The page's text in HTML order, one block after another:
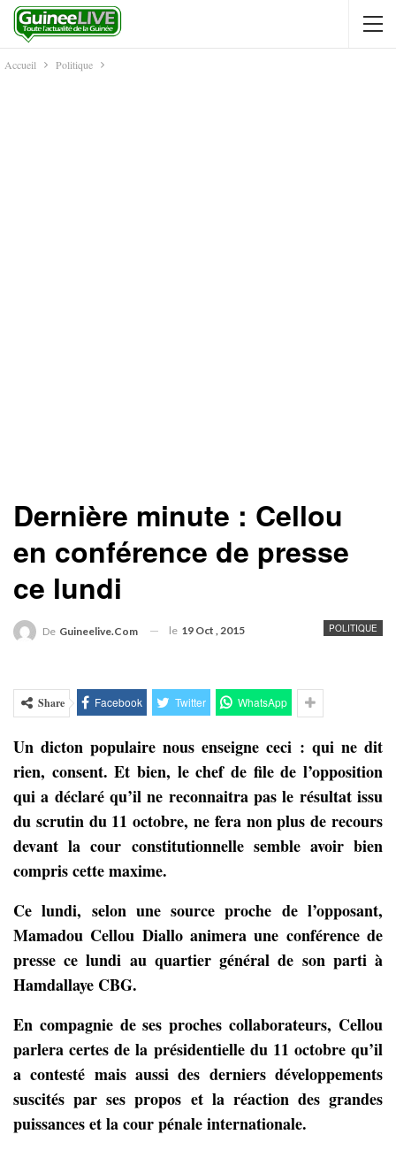
Accueil Politique
Dernière minute : Cellou
en conférence de presse
ce lundi
POLITIQUE
De Guineelive.com le 19 Oct , 2015
Share Facebook Twitter WhatsApp
Un dicton populaire nous enseigne ceci : qui ne dit
rien, consent. Et bien, le chef de file de l’opposition
qui a déclaré qu’il ne reconnaitra pas le résultat issu
du scrutin du 11 octobre, ne fera non plus de recours
devant la cour constitutionnelle semble avoir bien
compris cette maxime.
Ce lundi, selon une source proche de l’opposant,
Mamadou Cellou Diallo animera une conférence de
presse ce lundi au quartier général de son parti à
Hamdallaye CBG.
En compagnie de ses proches collaborateurs, Cellou
parlera certes de la présidentielle du 11 octobre qu’il
a contesté mais aussi des derniers développements
suscités par ses propos et la réaction des grandes
puissances et la cour pénale internationale.